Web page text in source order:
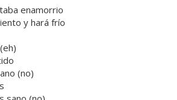
enamorrio
y hará frío
(no)